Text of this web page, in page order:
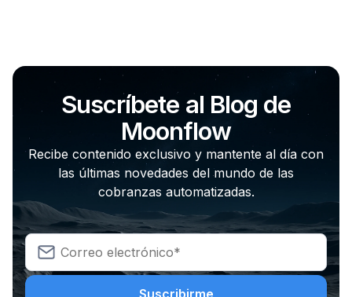
Suscríbete al Blog de
Moonflow
Recibe contenido exclusivo y mantente al día con
las últimas novedades del mundo de las
cobranzas automatizadas.